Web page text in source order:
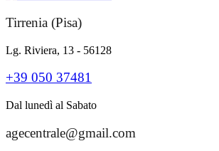
Tirrenia (Pisa)
Lg. Riviera, 13 - 56128
+39 050 37481
Dal lunedì al Sabato
agecentrale@gmail.com